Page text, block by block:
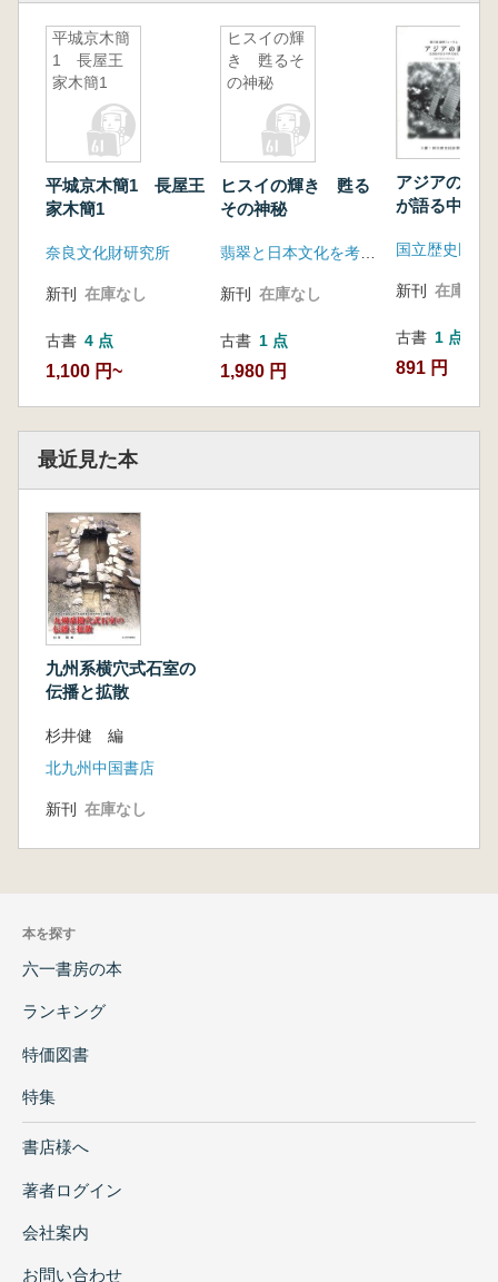
平城京木簡
1 長屋王
家木簡1
平城京木簡1 長屋王
家木簡1
奈良文化財研究所
新刊 在庫なし
古書 4 点
1,100 円~
ヒスイの輝
き 甦るそ
の神秘
ヒスイの輝き 甦る
その神秘
新刊 在庫なし
古書 1 点
1,980 円
アジアの海
が語る中世
国立歴史民俗
新刊 在庫なし
古書 1 点
891 円
最近見た本
九州系横穴式石室の
伝播と拡散
杉井健 編
北九州中国書店
新刊 在庫なし
本を探す
六一書房の本
ランキング
特価図書
特集
書店様へ
著者ログイン
会社案内
お問い合わせ